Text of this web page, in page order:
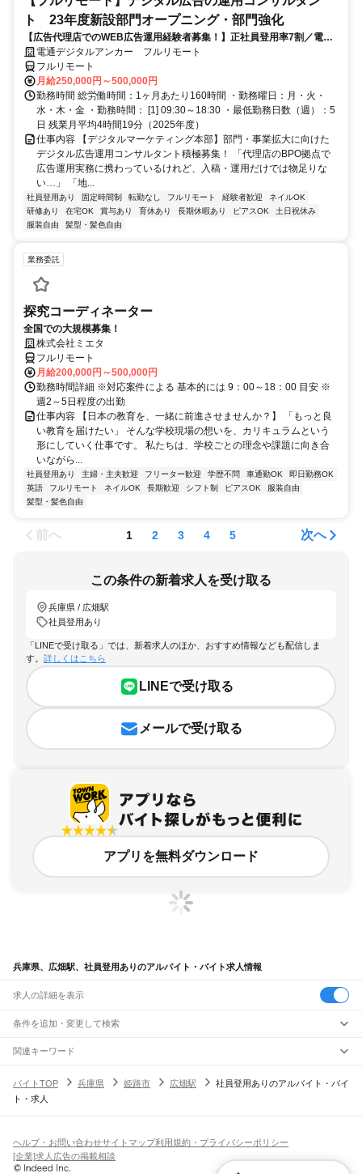
ト 23年度新設部門オープニング・部門強化
【広告代理店でのWEB広告運用経験者募集！】正社員登用率7割／電通
G／全国×完全在宅／年休126日・土日祝休み／残業月平均4時間19分
電通デジタルアンカー フルリモート
フルリモート
月給250,000円～500,000円
勤務時間 総労働時間：1ヶ月あたり160時間 ・勤務曜日：月・火・
水・木・金 ・勤務時間： [1] 09:30～18:30 ・最低勤務日数（週）：5
日 残業月平均4時間19分（2025年度）
仕事内容 【デジタルマーケティング本部】部門・事業拡大に向けた
デジタル広告運用コンサルタント積極募集！ 「代理店のBPO拠点で
広告運用実務に携わっているけれど、入稿・運用だけでは物足りな
い…」 「地...
社員登用あり 固定時間制 転勤なし フルリモート 経験者歓迎
ネイルOK
研修あり
在宅OK 賞与あり 育休あり 長期休暇あり ピアスOK
土日祝休み
服装自由
髪型・髪色自由
業務委託
探究コーディネーター
全国での大規模募集！
株式会社ミエタ
フルリモート
月給200,000円～500,000円
勤務時間詳細 ※対応案件による 基本的には 9：00～18：00 目安 ※
週2～5日程度の出勤
仕事内容 【日本の教育を、一緒に前進させませんか？】 「もっと良
い教育を届けたい」 そんな学校現場の想いを、カリキュラムという
形にしていく仕事です。 私たちは、学校ごとの理念や課題に向き合
いながら...
社員登用あり 主婦・主夫歓迎 フリーター歓迎 学歴不問 車通勤OK
即日勤務OK
英語
フルリモート ネイルOK 長期歓迎 シフト制 ピアスOK
服装自由
髪型・髪色自由
前へ 1 2 3 4 5 次へ
この条件の新着求人を受け取る
兵庫県 / 広畑駅
社員登用あり
「LINEで受け取る」では、新着求人のほか、おすすめ情報なども配信しま
す。 詳しくはこちら
LINEで受け取る
メールで受け取る
アプリを無料ダウンロード
兵庫県、広畑駅、社員登用ありのアルバイト・バイト求人情報
求人の詳細を表示
条件を追加・変更して検索
市区町村を追加・変更
兵庫県すべて
神戸市
西脇市宝塚市三木市高砂市川西市小野市三田市加西市丹波篠山市
丹波市南あわじ市朝来市 たつの市川辺郡多可郡加古郡
駅を追加・変更
JR神戸線(神戸～姫路)
神戸駅 兵庫駅 須磨駅 塩屋駅
職種を追加・変更
飲食・フードサービスすべて
ホールスタッフキッチンスタッフ
パン屋（ベーカリー）
バー（BAR）・バーテンダー
人気
日払いOK高校生歓迎 髪型・髪色自由
雇用形態を追加・変更
関連キーワード
バイトTOP
兵庫県 姫路市 広畑駅
社員登用ありのアルバイト・バイ
ト・求人
ヘルプ・お問い合わせサイトマップ利用規約・プライバシーポリシー
[企業]求人広告の掲載相談